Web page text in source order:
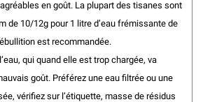
en goût. La plupart des tisanes sont
de 10/12g pour 1 litre d’eau frémissante de
est recommandée.
qui quand elle est trop chargée, va
goût. Préférez une eau filtrée ou une
vérifiez sur l’étiquette, masse de résidus